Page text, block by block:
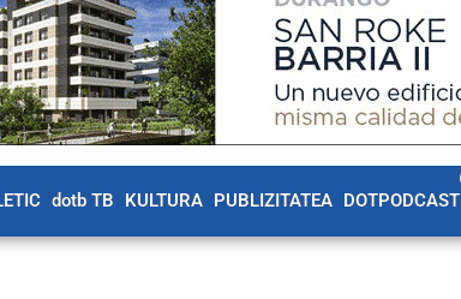
dotb TB KULTURA PUBLIZITATEA DOTPODCAST